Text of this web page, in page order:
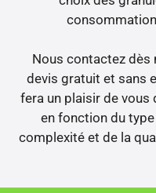
Nous contactez dès
devis gratuit et sans
fera un plaisir de
en fonction du
complexité et de la